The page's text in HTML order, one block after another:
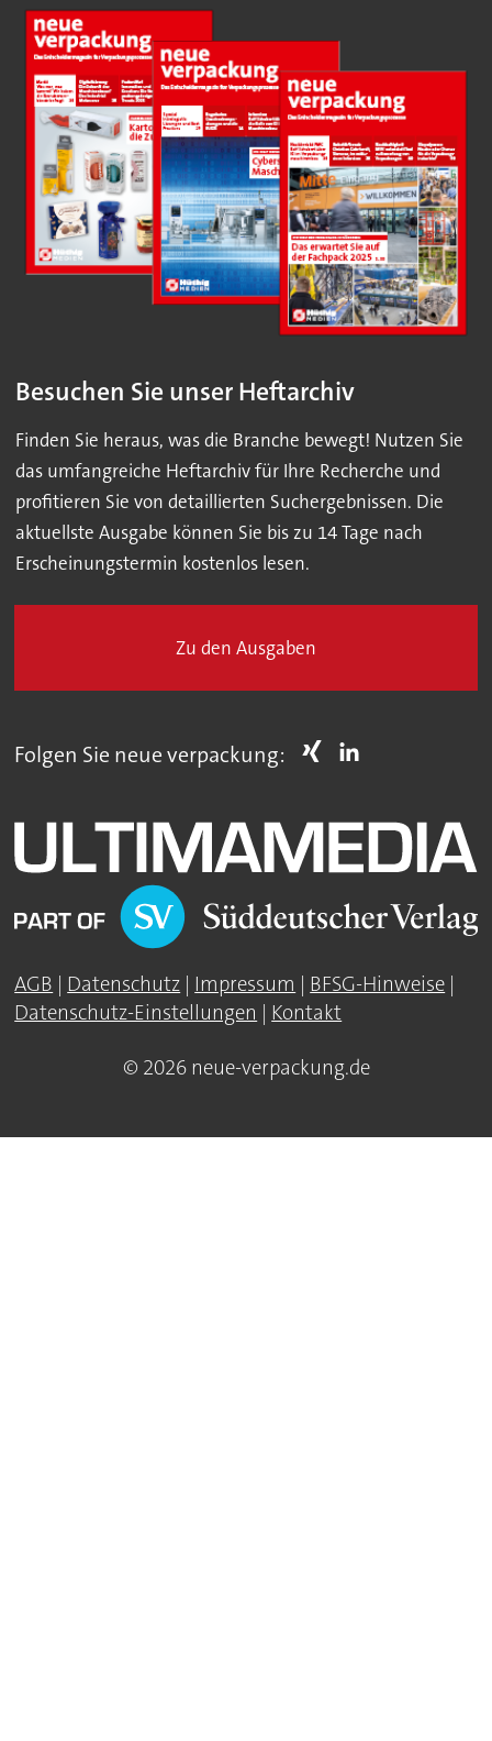
Besuchen Sie unser Heftarchiv
Finden Sie heraus, was die Branche bewegt! Nutzen Sie
das umfangreiche Heftarchiv für Ihre Recherche und
profitieren Sie von detaillierten Suchergebnissen. Die
aktuellste Ausgabe können Sie bis zu 14 Tage nach
Erscheinungstermin kostenlos lesen.
Zu den Ausgaben
Folgen Sie neue verpackung:
AGB | Datenschutz | Impressum | BFSG-Hinweise |
Datenschutz-Einstellungen | Kontakt
© 2026 neue-verpackung.de